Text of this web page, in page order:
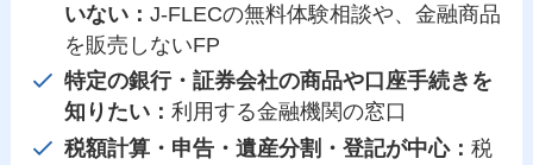
いない： J-FLECの無料体験相談や、金融商品
を販売しないFP
特定の銀行・証券会社の商品や口座手続きを
知りたい： 利用する金融機関の窓口
税額計算・申告・遺産分割・登記が中心： 税